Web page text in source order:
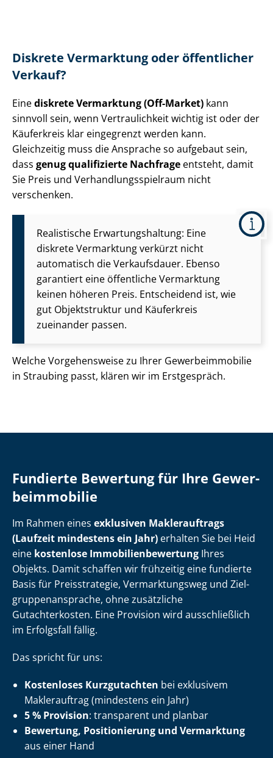
Diskrete Vermarktung oder öffentlicher
Verkauf?
Einediskrete Vermarktung (Off-Market) kann
sinnvoll sein, wenn Vertraulichkeit wichtig ist oder der
Käuferkreis klar eingegrenzt werden kann.
Gleichzeitig muss die Ansprache so aufgebaut sein,
dass genug qualifizierte Nachfrage entsteht, damit
Sie Preis und Ver­hand­lungs­spiel­raum nicht
verschenken.
Realistische Er­war­tungs­hal­tung: Eine
diskrete Vermarktung verkürzt nicht
automatisch die Verkaufsdauer. Ebenso
garantiert eine öffentliche Vermarktung
keinen höheren Preis. Entscheidend ist, wie
gut Objektstruktur und Käuferkreis
zueinander passen.
Welche Vorgehensweise zu Ihrer Ge­wer­be­im­mo­bi­lie
in Straubing passt, klären wir im Erstgespräch.
Fundierte Bewertung für Ihre Ge­wer­
be­im­mo­bi­lie
Im Rahmen eines exklusiven Maklerauftrags
(Laufzeit mindestens ein Jahr) erhalten Sie bei Heid
eine kostenlose Im­mo­bi­li­en­be­wer­tung Ihres
Objekts. Damit schaffen wir frühzeitig eine fundierte
Basis für Preisstrategie, Vermarktungsweg und Ziel­
grup­pen­an­spra­che, ohne zusätzliche
Gutachterkosten. Eine Provision wird ausschließlich
im Erfolgsfall fällig.
Das spricht für uns:
Kostenloses Kurzgutachten bei exklusivem
Maklerauftrag (mindestens ein Jahr)
5 % Provision: transparent und planbar
Bewertung, Positionierung und Vermarktung
aus einer Hand